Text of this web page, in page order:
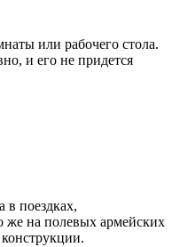
или рабочего стола.
и его не придется
в поездках,
же на полевых армейских